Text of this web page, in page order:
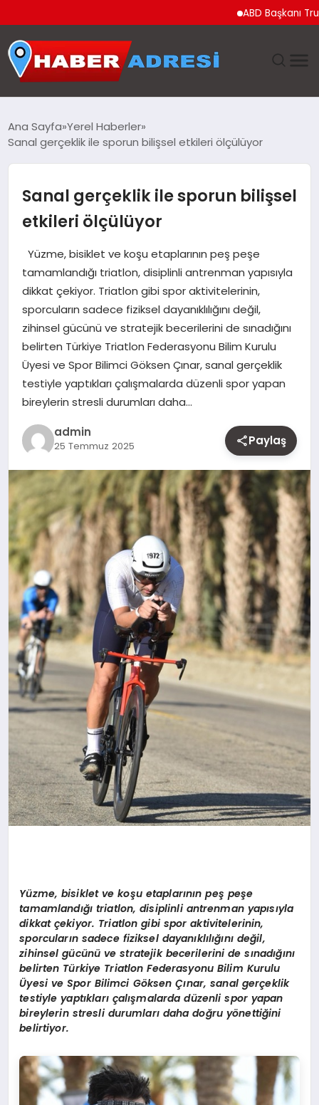
ABD Başkanı Trump’tan
GÜNDEM
SPOR
EKONOMI
TEKNOLOJI
EĞITIM
MAGAZIN
YAŞAM
OTOMOBIL
Ana Sayfa Yerel Haberler
Sanal gerçeklik ile sporun bilişsel etkileri ölçülüyor
Sanal gerçeklik ile sporun bilişsel
etkileri ölçülüyor
Yüzme, bisiklet ve koşu etaplarının peş peşe
tamamlandığı triatlon, disiplinli antrenman yapısıyla
dikkat çekiyor. Triatlon gibi spor aktivitelerinin,
sporcuların sadece fiziksel dayanıklılığını değil,
zihinsel gücünü ve stratejik becerilerini de sınadığını
belirten Türkiye Triatlon Federasyonu Bilim Kurulu
Üyesi ve Spor Bilimci Göksen Çınar, sanal gerçeklik
testiyle yaptıkları çalışmalarda düzenli spor yapan
bireylerin stresli durumları daha…
admin
25 Temmuz 2025 Paylaş
Yüzme, bisiklet ve koşu etaplarının peş peşe
tamamlandığı triatlon, disiplinli antrenman yapısıyla
dikkat çekiyor. Triatlon gibi spor aktivitelerinin,
sporcuların sadece fiziksel dayanıklılığını değil,
zihinsel gücünü ve stratejik becerilerini de sınadığını
belirten Türkiye Triatlon Federasyonu Bilim Kurulu
Üyesi ve Spor Bilimci Göksen Çınar, sanal gerçeklik
testiyle yaptıkları çalışmalarda düzenli spor yapan
bireylerin stresli durumları daha doğru yönettiğini
belirtiyor.